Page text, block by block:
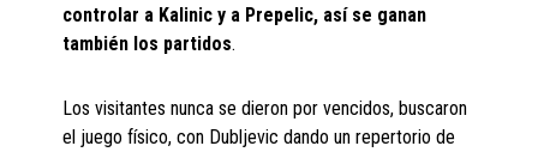
controlar a Kalinic y a Prepelic, así se ganan
también los partidos.
Los visitantes nunca se dieron por vencidos, buscaron
el juego físico, con Dubljevic dando un repertorio de